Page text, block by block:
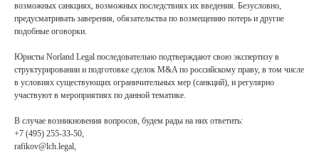
возможных санкциях, возможных последствиях их введения. Безусловно,
предусматривать заверения, обязательства по возмещению потерь и другие
подобные оговорки.
Юристы Norland Legal последовательно подтверждают свою экспертизу в
структурировании и подготовке сделок M&A по российскому праву, в том числе
в условиях существующих ограничительных мер (санкций), и регулярно
участвуют в мероприятиях по данной тематике.
В случае возникновения вопросов, будем рады на них ответить:
+7 (495) 255-33-50,
rafikov@lch.legal,
Контакты
+7 (495) 255 33 50
open@lch.legal